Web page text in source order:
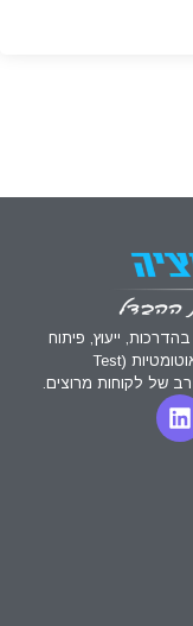
ייעוץ, פיתוח
והטמעה של מערכות בתחום של הבדיקות האוטומטיות (Test